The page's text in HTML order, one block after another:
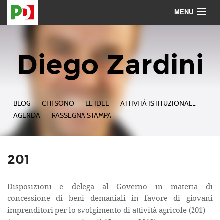
MENU
Diego Zardini
BLOG CHI SONO LE IDEE
ATTIVITÀ ISTITUZIONALE
AGENDA
RASSEGNA STAMPA
201
Disposizioni e delega al Governo in materia di
concessione di beni demaniali in favore di giovani
imprenditori per lo svolgimento di attività agricole (201)